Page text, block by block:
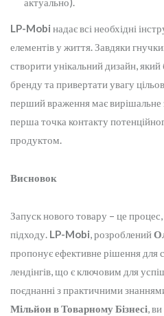
LP-Mobi надає всі необхідні
елементів у життя. Завдяки
створити унікальний дизайн,
бренду та привертати увагу
перший враження має вирішальне
перша точка контакту
продуктом.
Висновок
Запуск нового товару – це
підходу. LP-Mobi, розроблений
пропонує ефективне рішення для
лендінгів, що є ключовим для
поєднанні з практичними
Мільйон в Товарному Бізнесі,